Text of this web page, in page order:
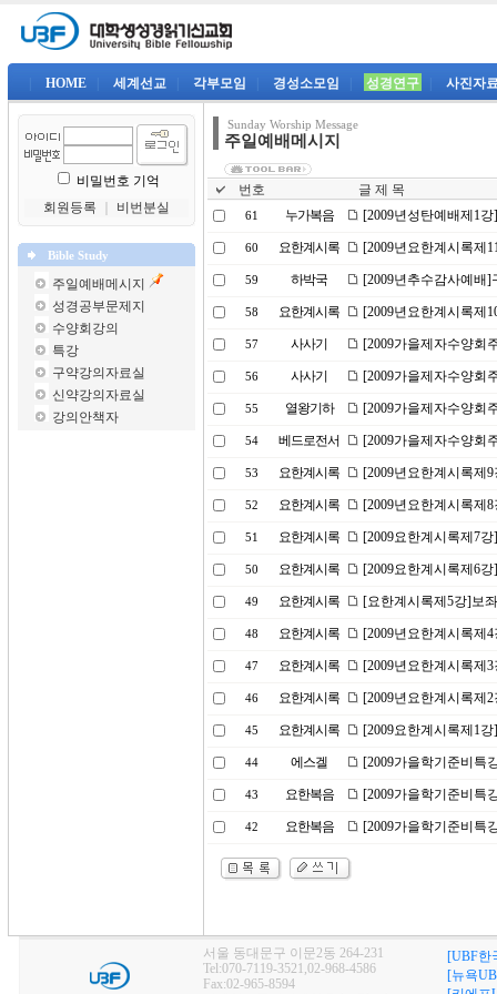
HOME 세계선교 각부모임 경성소모임 성경연구 사진자
비밀번호 기억
회원등록
비번분실
Bible Study
주일예배메시지
성경공부문제지
수양회강의
특강
구약강의자료실
신약강의자료실
강의안책자
Sunday Worship Message
주일예배메시지
번호 글 제 목
61 누가복음 [2009년성탄예배제1
60 요한계시록 [2009년요한계시록제
59 하박국 [2009년추수감사예배
58 요한계시록 [2009년요한계시록제
57 사사기 [2009가을제자수양회
56 사사기 [2009가을제자수양회
55 열왕기하 [2009가을제자수양회
54 베드로전서 [2009가을제자수양회
53 요한계시록 [2009년요한계시록제
52 요한계시록 [2009년요한계시록제
51 요한계시록 [2009요한계시록제7
50 요한계시록 [2009요한계시록제6
49 요한계시록 [요한계시록제5강]보
48 요한계시록 [2009년요한계시록제
47 요한계시록 [2009년요한계시록제
46 요한계시록 [2009년요한계시록제
45 요한계시록 [2009요한계시록제1
44 에스겔 [2009가을학기준비특
43 요한복음 [2009가을학기준비특
42 요한복음 [2009가을학기준비특
서울 동대문구 이문2동 264-231
Tel:070-7119-3521,02-968-4586
Fax:02-965-8594
[UBF한
[뉴욕